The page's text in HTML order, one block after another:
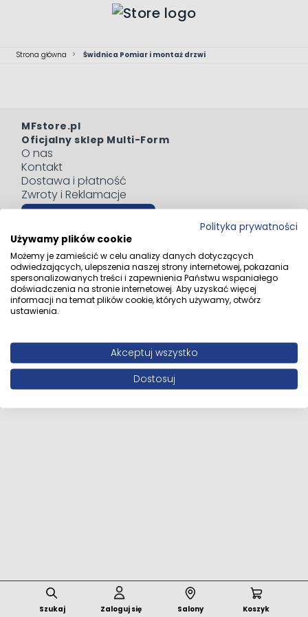
Szukaj Zaloguj się Salony Koszyk
Strona główna > Świdnica Pomiar i montaż drzwi
MFstore.pl
Oficjalny sklep Multi-Form
O nas
Kontakt
Dostawa i płatność
Zwroty i Reklamacje
Blog
Regulaminy
Polityka prywatności
Informacja o zużytym sprzęcie elektrycznym i
elektronicznym
Wszystkie prawa zastrzeżone © 2026 MFstore.pl /
Powered byNetwork Interactive
Polityka prywatności
Używamy plików cookie
Możemy je zamieścić w celu analizy danych dotyczących
odwiedzających, ulepszenia naszej strony internetowej, pokazania
spersonalizowanych treści i zapewnienia Państwu wspaniałego
doświadczenia na stronie internetowej. Aby uzyskać więcej
informacji na temat plików cookie, których używamy, otwórz
ustawienia.
Akceptuj wszystko
Dostosuj